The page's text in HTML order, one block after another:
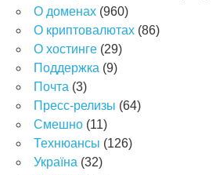
О доменах (960)
О криптовалютах (86)
О хостинге (29)
Поддержка (9)
Почта (3)
Пресс-релизы (64)
Смешно (11)
Технюансы (126)
Україна (32)